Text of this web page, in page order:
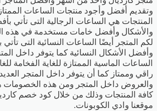
وتقديم أفضل وأجود منتجات الساعات
المنتجات هي الساعات الرجالية التى تأتي
والأشكال وأفضل خامات مستخدمة في هذه
لكم المتجر أيضًا الساعات النسائية التى
وأفضل الأشكال النسائية كما يتوفر داخل
الساعات الماسية الممتازة للغاية الفخامة
راقي وممتاز كما أن يتوفر داخل المتجر
كافة المنتجات وذلك من خلال كود خصم
موقعنا وادي الكوبونات.